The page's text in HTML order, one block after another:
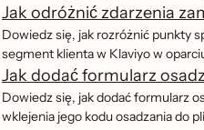
Jak odróżnić zdarzenia
Dowiedz się, jak rozróżnić punkty
segment klienta w Klaviyo w
Jak dodać formularz
Dowiedz się, jak dodać formularz
wklejenia jego kodu osadzania do